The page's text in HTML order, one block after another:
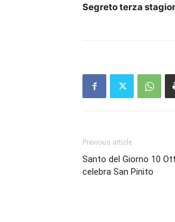
Segreto terza
Previous article
Santo del Giorno 10
celebra San Pinito